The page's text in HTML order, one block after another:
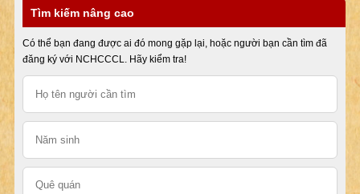
Tìm kiếm nâng cao
Có thể bạn đang được ai đó mong gặp lại, hoặc người bạn cần tìm đã
đăng ký với NCHCCCL. Hãy kiểm tra!